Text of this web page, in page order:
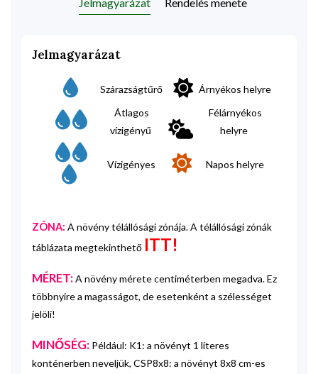
Jelmagyarázat
Szárazságtűrő
Árnyékos helyre
Átlagos
vízigényű
Félárnyékos
helyre
Vízigényes Napos helyre
ZÓNA: A növény télállósági zónája. A télállósági zónák
táblázata megtekinthető ITT!
MÉRET:A növény mérete centiméterben megadva. Ez
többnyire a magasságot, de esetenként a szélességet
jelöli!
MINŐSÉG: Például: K1: a növényt 1 literes
konténerben neveljük, CSP8x8: a növényt 8x8 cm-es